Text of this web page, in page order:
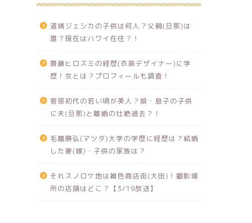
道端ジェシカの子供は何人？父親(旦那)は
誰？現在はハワイ在住？！
齋藤ヒロスミの経歴(衣装デザイナー)に学
歴！女とは？プロフィールも調査！
菅原初代の若い頃が美人？娘・息子の子供
に夫(旦那)と離婚の壮絶過去？！
毛籠勝弘(マツダ)大学の学歴に経歴は？結婚
した妻(嫁)・子供の家族は？
それスノロケ地は雑色商店街(大田)！撮影場
所の店舗はどこ？【3/19放送】